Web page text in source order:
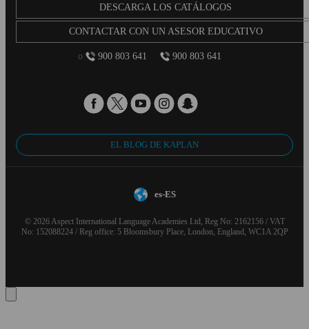
DESCARGA LOS CATÁLOGOS
CONTACTAR CON UN ASESOR EDUCATIVO
o 900 803 641 900 803 641
EL BLOG DE KAPLAN
es-ES
© 2026 Aspect International Language Academies Ltd, Reg No: 2162156 / VAT
No: 152088224 / Reg office: 5 Bloomsbury Place, London, England, WC1A 2QP